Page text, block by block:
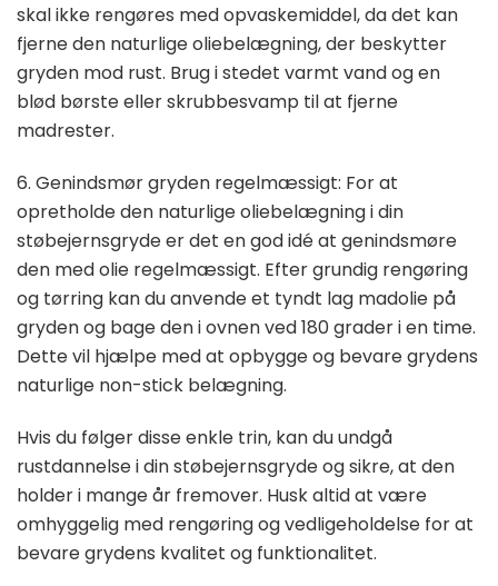
skal ikke rengøres med opvaskemiddel, da det kan
fjerne den naturlige oliebelægning, der beskytter
gryden mod rust. Brug i stedet varmt vand og en
blød børste eller skrubbesvamp til at fjerne
madrester.
6. Genindsmør gryden regelmæssigt: For at
opretholde den naturlige oliebelægning i din
støbejernsgryde er det en god idé at genindsmøre
den med olie regelmæssigt. Efter grundig rengøring
og tørring kan du anvende et tyndt lag madolie på
gryden og bage den i ovnen ved 180 grader i en time.
Dette vil hjælpe med at opbygge og bevare grydens
naturlige non-stick belægning.
Hvis du følger disse enkle trin, kan du undgå
rustdannelse i din støbejernsgryde og sikre, at den
holder i mange år fremover. Husk altid at være
omhyggelig med rengøring og vedligeholdelse for at
bevare grydens kvalitet og funktionalitet.